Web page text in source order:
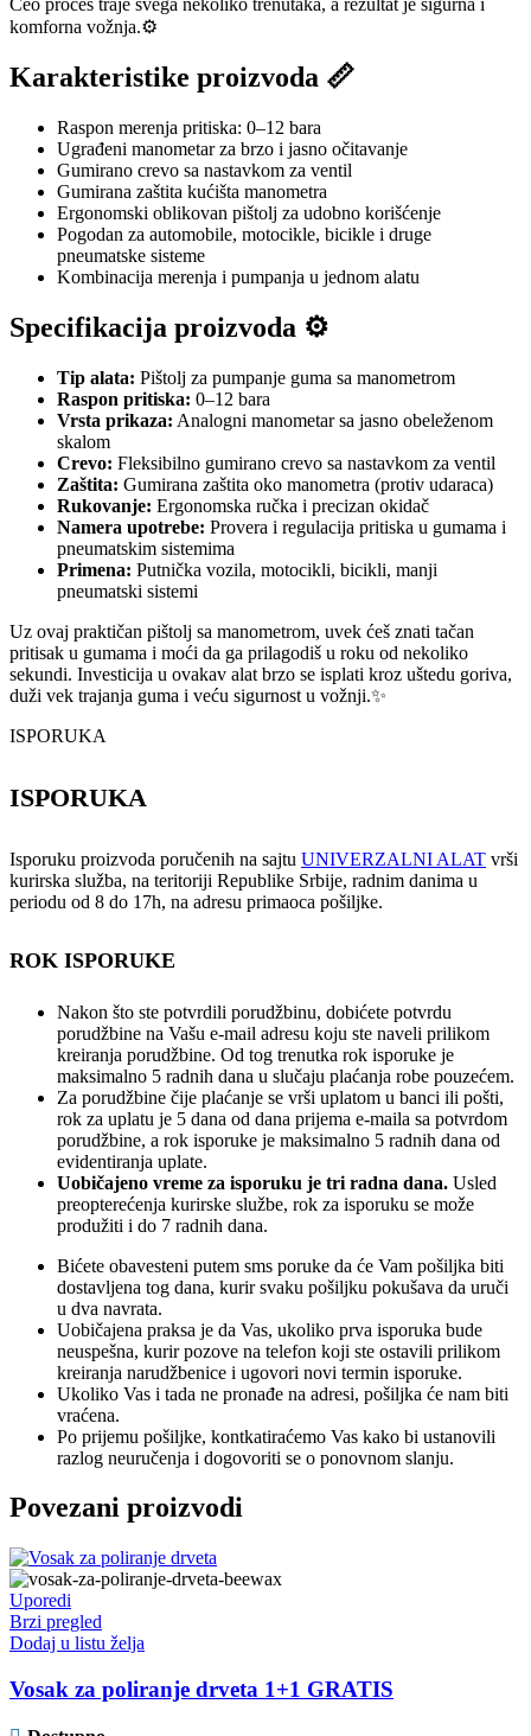
komforna vožnja.⚙️
Karakteristike proizvoda 📏
Raspon merenja pritiska: 0–12 bara
Ugrađeni manometar za brzo i jasno očitavanje
Gumirano crevo sa nastavkom za ventil
Gumirana zaštita kućišta manometra
Ergonomski oblikovan pištolj za udobno korišćenje
Pogodan za automobile, motocikle, bicikle i druge
pneumatske sisteme
Kombinacija merenja i pumpanja u jednom alatu
Specifikacija proizvoda ⚙️
Tip alata: Pištolj za pumpanje guma sa manometrom
Raspon pritiska: 0–12 bara
Vrsta prikaza: Analogni manometar sa jasno obeleženom
skalom
Crevo: Fleksibilno gumirano crevo sa nastavkom za ventil
Zaštita: Gumirana zaštita oko manometra (protiv udaraca)
Rukovanje: Ergonomska ručka i precizan okidač
Namera upotrebe: Provera i regulacija pritiska u gumama i
pneumatskim sistemima
Primena: Putnička vozila, motocikli, bicikli, manji
pneumatski sistemi
Uz ovaj praktičan pištolj sa manometrom, uvek ćeš znati tačan
pritisak u gumama i moći da ga prilagodiš u roku od nekoliko
sekundi. Investicija u ovakav alat brzo se isplati kroz uštedu goriva,
duži vek trajanja guma i veću sigurnost u vožnji.✨
ISPORUKA
ISPORUKA
Isporuku proizvoda poručenih na sajtu UNIVERZALNI ALAT vrši
kurirska služba, na teritoriji Republike Srbije, radnim danima u
periodu od 8 do 17h, na adresu primaoca pošiljke.
ROK ISPORUKE
Nakon što ste potvrdili porudžbinu, dobićete potvrdu
porudžbine na Vašu e-mail adresu koju ste naveli prilikom
kreiranja porudžbine. Od tog trenutka rok isporuke je
maksimalno 5 radnih dana u slučaju plaćanja robe pouzećem.
Za porudžbine čije plaćanje se vrši uplatom u banci ili pošti,
rok za uplatu je 5 dana od dana prijema e-maila sa potvrdom
porudžbine, a rok isporuke je maksimalno 5 radnih dana od
evidentiranja uplate.
Uobičajeno vreme za isporuku je tri radna dana. Usled
preopterećenja kurirske službe, rok za isporuku se može
produžiti i do 7 radnih dana.
Bićete obavesteni putem sms poruke da će Vam pošiljka biti
dostavljena tog dana, kurir svaku pošiljku pokušava da uruči
u dva navrata.
Uobičajena praksa je da Vas, ukoliko prva isporuka bude
neuspešna, kurir pozove na telefon koji ste ostavili prilikom
kreiranja narudžbenice i ugovori novi termin isporuke.
Ukoliko Vas i tada ne pronađe na adresi, pošiljka će nam biti
vraćena.
Po prijemu pošiljke, kontkatiraćemo Vas kako bi ustanovili
razlog neuručenja i dogovoriti se o ponovnom slanju.
Povezani proizvodi
Uporedi
Brzi pregled
Dodaj u listu želja
Vosak za poliranje drveta 1+1 GRATIS